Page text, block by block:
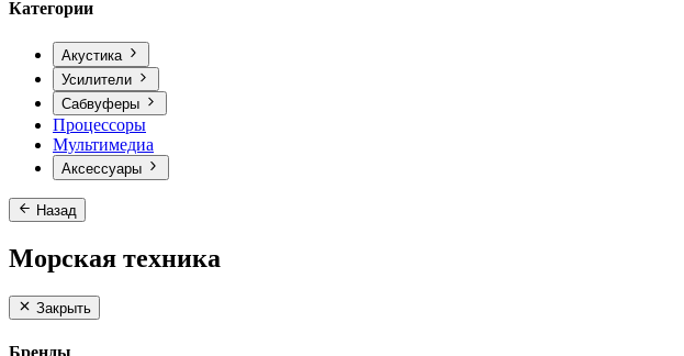
Категории
Акустика
Усилители
Сабвуферы
Процессоры
Мультимедиа
Аксессуары
Назад
Морская техника
Закрыть